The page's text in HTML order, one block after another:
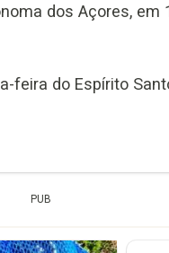
dos Açores, em
feira do Espírito
PUB